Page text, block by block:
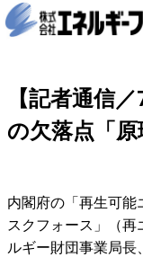
【記者通信
の欠落点「
内閣府の「再生可能
スクフォース」（再
ルギー財団事業局長